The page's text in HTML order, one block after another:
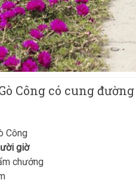
Công có cung
Công
giờ
chướng